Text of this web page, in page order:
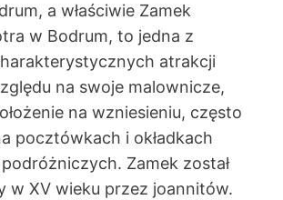
a właściwie Zamek
w Bodrum, to jedna z
atrakcji
na swoje malownicze,
na wzniesieniu, często
pocztówkach i okładkach
Zamek został
w XV wieku przez joannitów.